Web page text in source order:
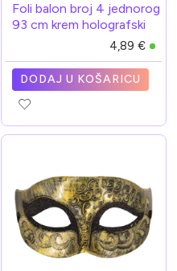
Foli balon broj 4 jednorog
93 cm krem holografski
4,89 €
DODAJ U KOŠARICU